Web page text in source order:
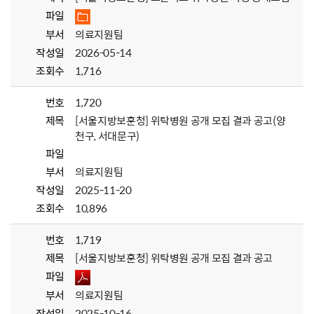
파일
부서
의료지원팀
작성일
2026-05-14
조회수
1,716
번호
1,720
제목
[서울지방보훈청] 위탁병원 공개 모집 결과 공고(양
천구, 서대문구)
파일
부서
의료지원팀
작성일
2025-11-20
조회수
10,896
번호
1,719
제목
[서울지방보훈청] 위탁병원 공개 모집 결과 공고
파일
부서
의료지원팀